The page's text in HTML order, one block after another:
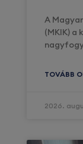
A
(MKIK) a
TOVÁBB
2026.